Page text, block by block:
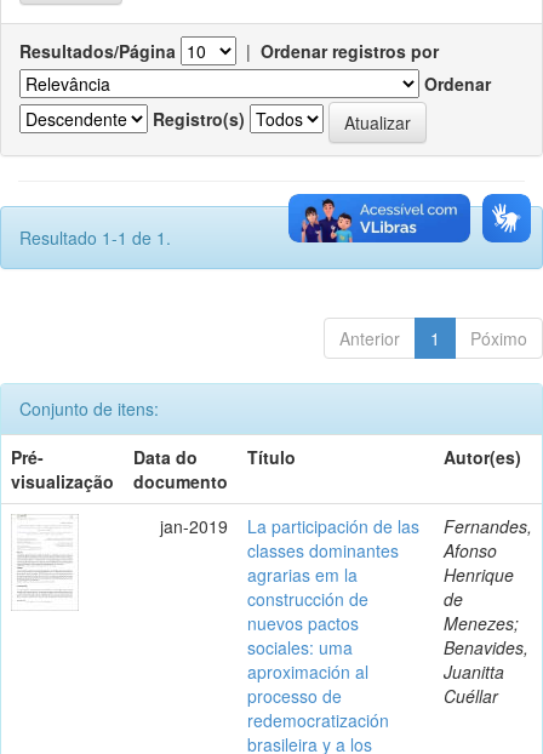
Resultados/Página | Ordenar registros por
Ordenar
Registro(s)
Resultado 1-1 de 1.
Anterior 1 Póximo
Conjunto de itens:
Pré-
visualização
Data do
documento
Título Autor(es)
jan-2019
La participación de las
classes dominantes
agrarias em la
construcción de
nuevos pactos
sociales: uma
aproximación al
processo de
redemocratización
brasileira y a los
Fernandes,
Afonso
Henrique
de
Menezes;
Benavides,
Juanitta
Cuéllar